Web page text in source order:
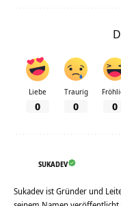
Liebe
0
Traurig
0 0
SUKADEV
Sukadev ist Gründer und